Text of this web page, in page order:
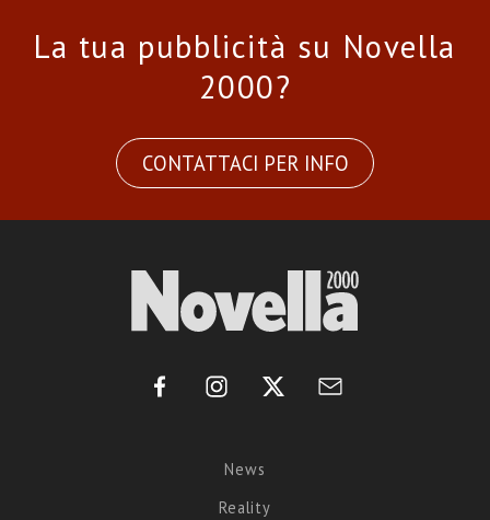
La tua pubblicità su Novella
2000?
CONTATTACI PER INFO
News
Reality